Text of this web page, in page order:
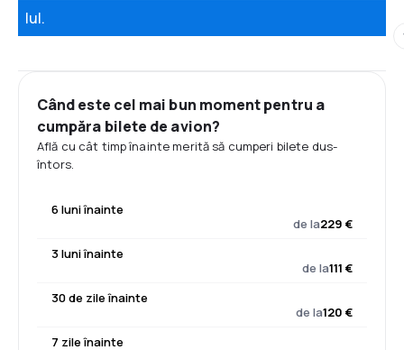
Iul.
Când este cel mai bun moment pentru a
cumpăra bilete de avion?
Află cu cât timp înainte merită să cumperi bilete dus-
întors.
6 luni înainte
de la229 €
3 luni înainte
de la111 €
30 de zile înainte
de la120 €
7 zile înainte